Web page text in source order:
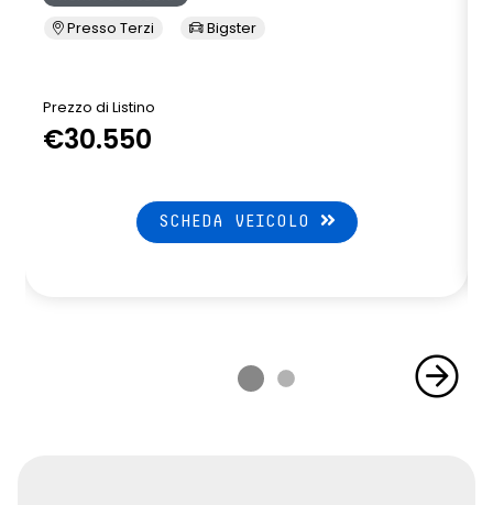
Presso Terzi Bigster
Prezzo di Listino
€30.550
SCHEDA VEICOLO